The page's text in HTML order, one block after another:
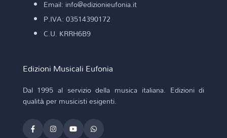
Email: info@edizionieufonia.it
P.IVA: 03514390172
C.U. KRRH6B9
Edizioni Musicali Eufonia
Dal 1995 al servizio della musica italiana. Edizioni di
qualità per musicisti esigenti.